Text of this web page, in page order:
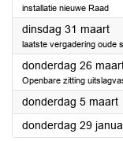
installatie nieuwe Raad
dinsdag 31 maart
laatste vergadering oude
donderdag 26
Openbare zitting
donderdag 5 maart
donderdag 29